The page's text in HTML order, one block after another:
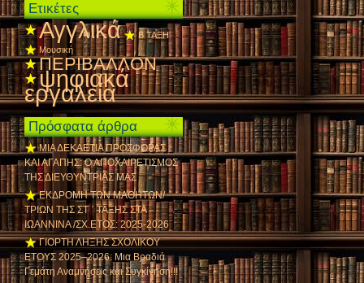
Ετικέτες
Αγγλικά
Β ΤΑΞΗ
Μουσική
ΠΕΡΙΒΑΛΛΟΝ
ψηφιακά
εργαλεία
Πρόσφατα άρθρα
ΜΙΑ ΔΕΚΑΕΤΙΑ ΠΡΟΣΦΟΡΑΣ
ΚΑΙ ΑΓΑΠΗΣ: Ο ΑΠΟΧΑΙΡΕΤΙΣΜΟΣ
ΤΗΣ ΔΙΕΥΘΥΝΤΡΙΑΣ ΜΑΣ
ΕΚΔΡΟΜΗ ΤΩΝ ΜΑΘΗΤΩΝ/
ΤΡΙΩΝ ΤΗΣ ΣΤ ΄ ΤΑΞΗΣ ΣΤΑ
ΙΩΑΝΝΙΝΑ /ΣΧ.ΕΤΟΣ: 2025-2026
ΓΙΟΡΤΗ ΛΗΞΗΣ ΣΧΟΛΙΚΟΥ
ΕΤΟΥΣ 2025–2026: Μια Βραδιά
Γεμάτη Αναμνήσεις και Συγκίνηση!!!